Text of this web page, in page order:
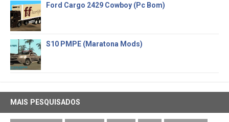
Ford Cargo 2429 Cowboy (Pc Bom)
S10 PMPE (Maratona Mods)
MAIS PESQUISADOS